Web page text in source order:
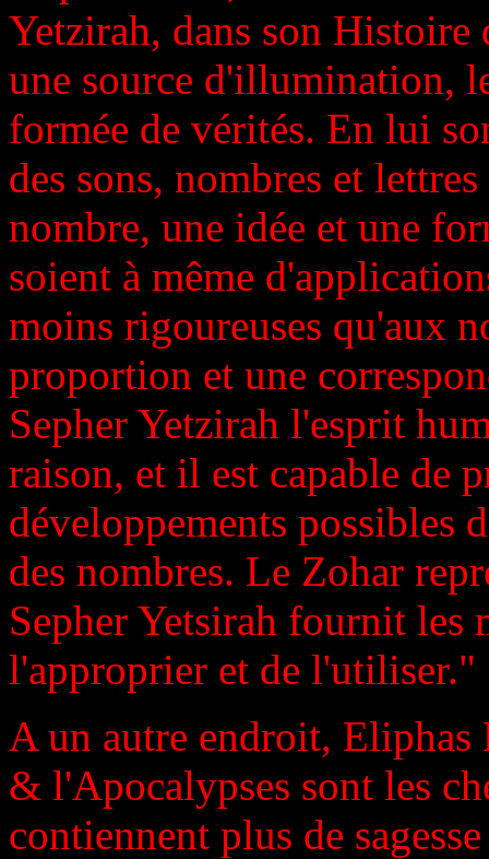
Yetzirah, dans son
une source d'illumination,
formée de vérités. En lui
des sons, nombres et
nombre, une idée et une
soient à même
moins rigoureuses qu'aux
proportion et une
Sepher Yetzirah l'esprit
raison, et il est capable de
développements possibles
des nombres. Le Zohar
Sepher Yetsirah fournit les
l'approprier et de l'utiliser."
A un autre endroit,
& l'Apocalypses sont les
contiennent plus de